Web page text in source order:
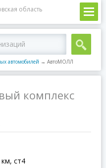
область
автомобилей → АвтоМОЛЛ
комплекс
ст4